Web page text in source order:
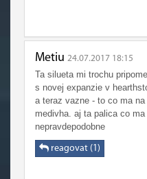
Metiu 24.07.2017 18:15
Ta silueta mi trochu
s novej expanzie v
a teraz vazne - to co ma
medivha. aj ta palica co
nepravdepodobne
reagovat (1)